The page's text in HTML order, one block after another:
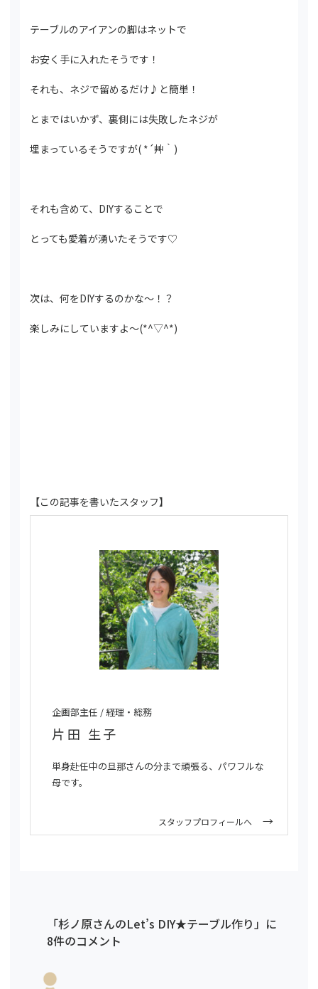
テーブルのアイアンの脚はネットで
お安く手に入れたそうです！
それも、ネジで留めるだけ♪と簡単！
とまではいかず、裏側には失敗したネジが
埋まっているそうですが( *´艸｀)
それも含めて、DIYすることで
とっても愛着が湧いたそうです♡
次は、何をDIYするのかな～！？
楽しみにしていますよ～(*^▽^*)
【この記事を書いたスタッフ】
企画部主任 / 経理・総務
片田 生子
単身赴任中の旦那さんの分まで頑張る、パワフルな
母です。
スタッフプロフィールへ
「杉ノ原さんのLet’s DIY★テーブル作り」に
8件のコメント